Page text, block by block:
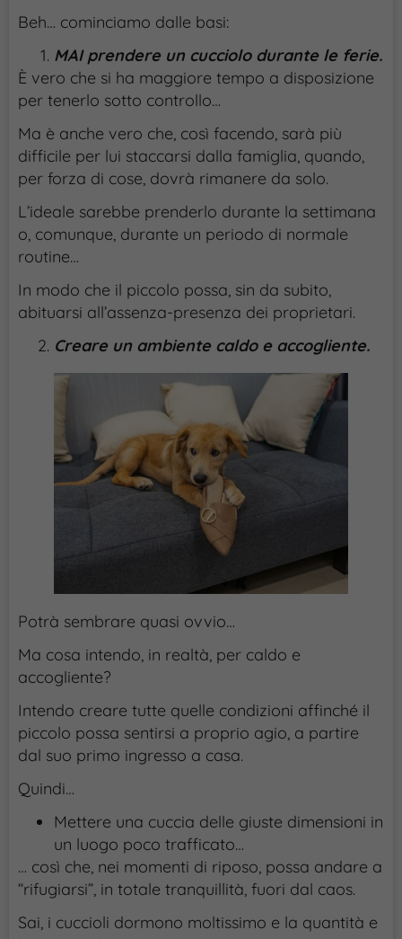
Beh… cominciamo dalle basi:
MAI prendere un cucciolo durante le ferie.
È vero che si ha maggiore tempo a disposizione
per tenerlo sotto controllo…
Ma è anche vero che, così facendo, sarà più
difficile per lui staccarsi dalla famiglia, quando,
per forza di cose, dovrà rimanere da solo.
L’ideale sarebbe prenderlo durante la settimana
o, comunque, durante un periodo di normale
routine…
In modo che il piccolo possa, sin da subito,
abituarsi all’assenza-presenza dei proprietari.
Creare un ambiente caldo e accogliente.
Potrà sembrare quasi ovvio…
Ma cosa intendo, in realtà, per caldo e
accogliente?
Intendo creare tutte quelle condizioni affinché il
piccolo possa sentirsi a proprio agio, a partire
dal suo primo ingresso a casa.
Quindi…
Mettere una cuccia delle giuste dimensioni in
un luogo poco trafficato…
… così che, nei momenti di riposo, possa andare a
“rifugiarsi”, in totale tranquillità, fuori dal caos.
Sai, i cuccioli dormono moltissimo e la quantità e